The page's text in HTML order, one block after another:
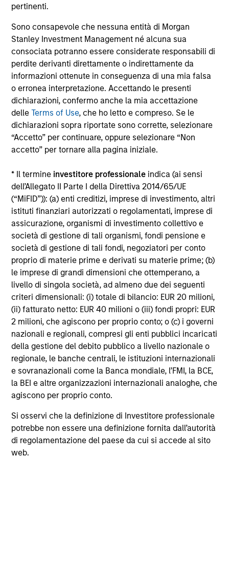
pertinenti.
Sono consapevole che nessuna entità di Morgan
Stanley Investment Management né alcuna sua
consociata potranno essere considerate responsabili di
perdite derivanti direttamente o indirettamente da
informazioni ottenute in conseguenza di una mia falsa
o erronea interpretazione. Accettando le presenti
dichiarazioni, confermo anche la mia accettazione
delleTerms of Use, che ho letto e compreso. Se le
dichiarazioni sopra riportate sono corrette, selezionare
“Accetto” per continuare, oppure selezionare “Non
accetto” per tornare alla pagina iniziale.
* Il termine investitore professionale indica (ai sensi
dell’Allegato II Parte I della Direttiva 2014/65/UE
(“MiFID”)): (a) enti creditizi, imprese di investimento, altri
istituti finanziari autorizzati o regolamentati, imprese di
assicurazione, organismi di investimento collettivo e
società di gestione di tali organismi, fondi pensione e
società di gestione di tali fondi, negoziatori per conto
proprio di materie prime e derivati su materie prime; (b)
le imprese di grandi dimensioni che ottemperano, a
livello di singola società, ad almeno due dei seguenti
criteri dimensionali: (i) totale di bilancio: EUR 20 milioni,
(ii) fatturato netto: EUR 40 milioni o (iii) fondi propri: EUR
2 milioni, che agiscono per proprio conto; o (c) i governi
nazionali e regionali, compresi gli enti pubblici incaricati
della gestione del debito pubblico a livello nazionale o
regionale, le banche centrali, le istituzioni internazionali
e sovranazionali come la Banca mondiale, l’FMI, la BCE,
la BEI e altre organizzazioni internazionali analoghe, che
agiscono per proprio conto.
Si osservi che la definizione di Investitore professionale
potrebbe non essere una definizione fornita dall’autorità
di regolamentazione del paese da cui si accede al sito
web.
17-LUG-2026
GLOBAL FIXED INCOME BULLETIN
Resilienza
I mercati obbligazionari hanno mostrato resilienza
a giugno, mentre il persistere delle pressioni
inflazionistiche e l'atteggiamento prudente delle
banche centrali hanno rafforzato le aspettative di
un mantenimento di condizioni monetarie
restrittive. La forte domanda, la minore volatilità
dei tassi e la caccia al reddito da parte degli
investitori hanno sostenuto il credito, i titoli
cartolarizzati e il debito dei mercati emergenti,
mentre le valutazioni elevate hanno indicato il
carry e la selezione dei titoli come i principali
driver di rendimento.
15-LUG-2026